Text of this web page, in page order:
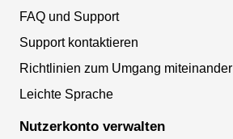
FAQ und Support
Support kontaktieren
Richtlinien zum Umgang miteinander
Leichte Sprache
Nutzerkonto verwalten